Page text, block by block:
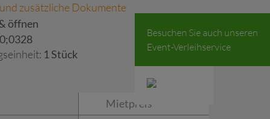
Besuchen Sie auch unseren
Event-Verleihservice
zusätzliche Dokumente
öffnen
1 Stück
Mietpreis